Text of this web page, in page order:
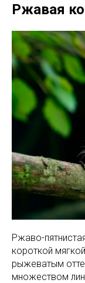
Ржавая
Ржаво-
короткой
рыжеватым
множеством